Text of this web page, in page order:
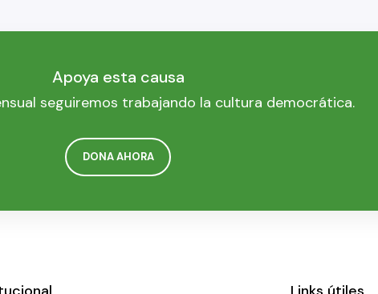
Apoya esta causa
seguiremos trabajando la cultura democrática.
DONA AHORA